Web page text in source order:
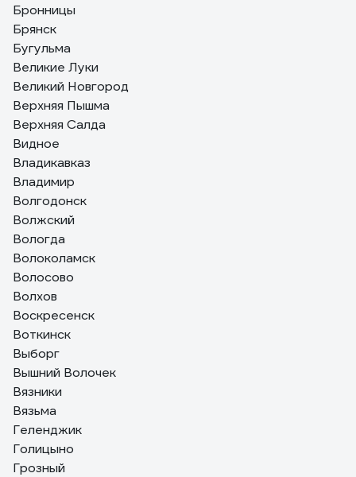
Бронницы
Брянск
Бугульма
Великие Луки
Великий Новгород
Верхняя Пышма
Верхняя Салда
Видное
Владикавказ
Владимир
Волгодонск
Волжский
Вологда
Волоколамск
Волосово
Волхов
Воскресенск
Воткинск
Выборг
Вышний Волочек
Вязники
Вязьма
Геленджик
Голицыно
Грозный